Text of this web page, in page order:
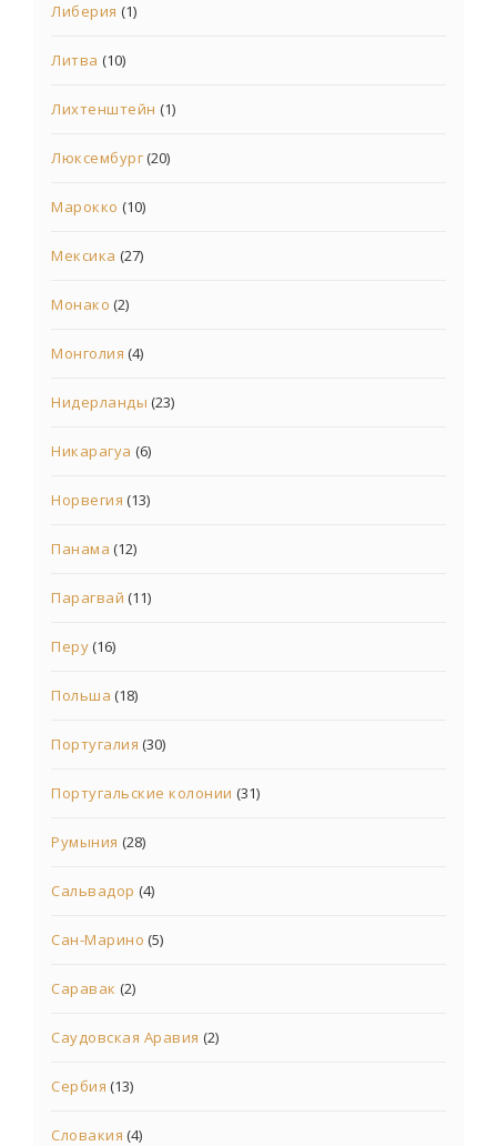
Либерия (1)
Литва (10)
Лихтенштейн (1)
Люксембург(20)
Марокко (10)
Мексика (27)
Монако (2)
Монголия (4)
Нидерланды (23)
Никарагуа (6)
Норвегия (13)
Панама (12)
Парагвай (11)
Перу(16)
Польша (18)
Португалия (30)
Португальские колонии (31)
Румыния (28)
Сальвадор (4)
Сан-Марино (5)
Саравак (2)
Саудовская Аравия (2)
Сербия (13)
Словакия (4)